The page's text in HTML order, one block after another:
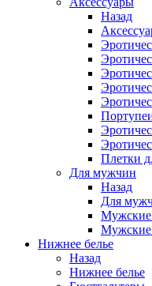
Назад
Плетки
Для мужчин
Назад
Для
Мужские
Мужские
Нижнее белье
Назад
Нижнее белье